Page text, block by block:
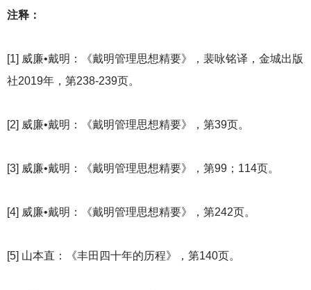
注释：
[1] 威廉•戴明：《戴明管理思想精要》，裴咏铭译，金城出版
社2019年，第238-239页。
[2] 威廉•戴明：《戴明管理思想精要》，第39页。
[3] 威廉•戴明：《戴明管理思想精要》，第99；114页。
[4] 威廉•戴明：《戴明管理思想精要》，第242页。
[5] 山本直：《丰田四十年的历程》，第140页。